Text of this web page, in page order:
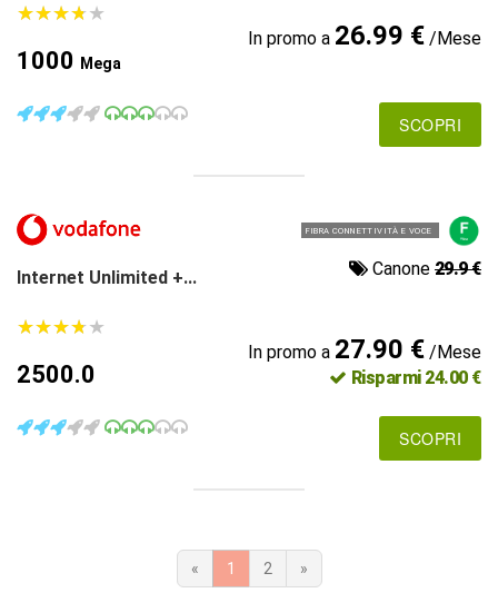
★★★★★
★★★★★
1000 Mega
In promo a 26.99 €/Mese
SCOPRI
FIBRA CONNETTIVITÀ E VOCE
Internet Unlimited +... Canone 29.9 €
★★★★★
★★★★★
2500.0
In promo a 27.90 €/Mese
Risparmi 24.00 €
SCOPRI
« 1 2 »